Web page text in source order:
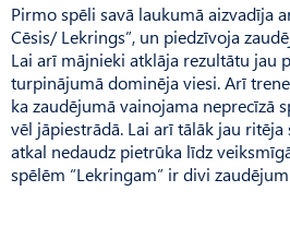
Pirmo spēli savā laukumā aizvadīja
Cēsis/ Lekrings”, un piedzīvoja
Lai arī mājnieki atklāja rezultātu jau
turpinājumā dominēja viesi. Arī
ka zaudējumā vainojama neprecīzā
vēl jāpiestrādā. Lai arī tālāk jau ritēja
atkal nedaudz pietrūka līdz
spēlēm “Lekringam” ir divi